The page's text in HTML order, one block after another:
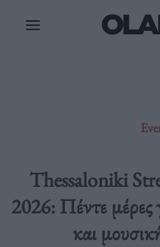
Thessaloniki
2026: Πέντε
και